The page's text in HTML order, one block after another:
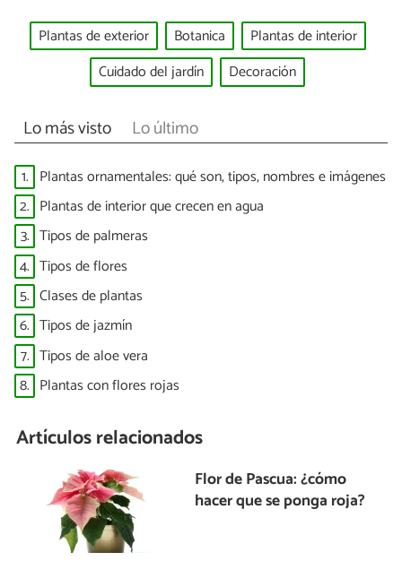
Plantas de exterior Botanica
Plantas de interior
Cuidado del jardín
Decoración
Lo más visto Lo último
1. Plantas ornamentales: qué son, tipos, nombres e imágenes
2. Plantas de interior que crecen en agua
3. Tipos de palmeras
4. Tipos de flores
5. Clases de plantas
6. Tipos de jazmín
7. Tipos de aloe vera
8. Plantas con flores rojas
Artículos relacionados
Flor de Pascua: ¿cómo
hacer que se ponga roja?